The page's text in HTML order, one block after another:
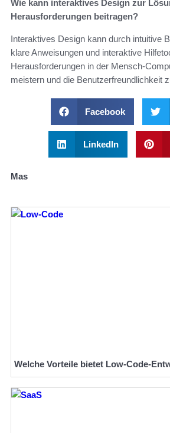
Wie kann interaktives Design zur
Herausforderungen beitragen?
Interaktives Design kann durch intuitive
klare Anweisungen und interaktive
Herausforderungen in der Mensch-
meistern und die Benutzerfreundlichkeit
Facebook
LinkedIn
Mas
Welche Vorteile bietet Low-Code-